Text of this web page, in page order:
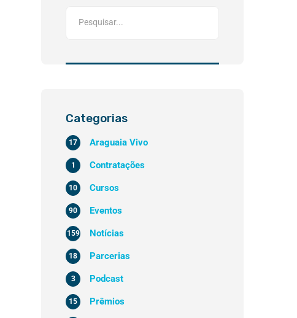
Categorias
Araguaia Vivo
17
Contratações
1
Cursos
10
Eventos
90
Notícias
159
Parcerias
18
Podcast
3
Prêmios
15